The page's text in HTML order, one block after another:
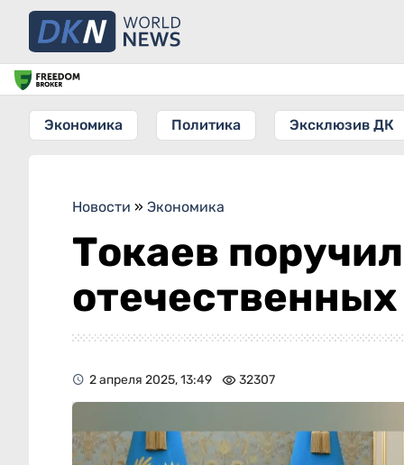
Экономика Политика Эксклюзив ДК
Новости » Экономика
Токаев
2 апреля 2025, 13:49 32307